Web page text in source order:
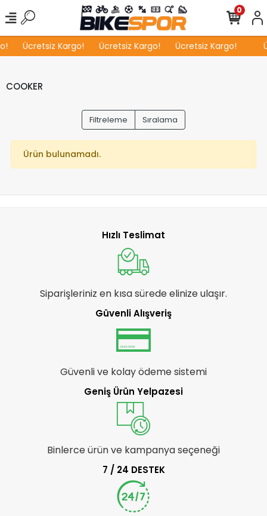
Ücretsiz Kargo! Ücretsiz Kargo! Ücretsiz Kargo!
0
COOKER
Filtreleme Sıralama
Ürün bulunamadı.
Hızlı Teslimat
Siparişleriniz en kısa sürede elinize ulaşır.
Güvenli Alışveriş
Güvenli ve kolay ödeme sistemi
Geniş Ürün Yelpazesi
Binlerce ürün ve kampanya seçeneği
7 / 24 DESTEK